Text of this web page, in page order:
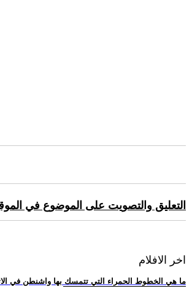
التعليق والتصويت على الموضوع في
اخر الافلام
.. ما هي الخطوط الحمراء التي تتمسك بها واشنطن في